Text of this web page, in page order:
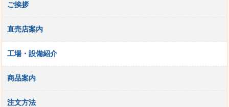
ご挨拶
直売店案内
工場・設備紹介
商品案内
注文方法